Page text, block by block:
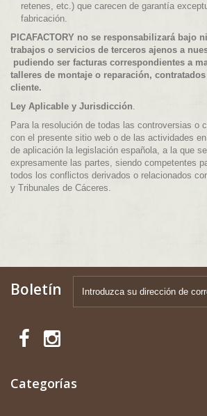
retenes, etc.) que carecen de garantía
fabricación.
PICAFACTORY no se responsabilizará bajo
trabajos o servicios de terceros ajenos a
pudiendo ser facturas correspondientes a
talleres de montaje o reparación,
cliente.
Ley Aplicable y Jurisdicción.
Para la resolución de todas las controversias o
con el presente sitio web o de las actividades
de aplicación la legislación española, a la que
expresamente las partes, siendo competentes
todos los conflictos derivados o relacionados
y Tribunales de Cáceres.
Boletín
Categorías